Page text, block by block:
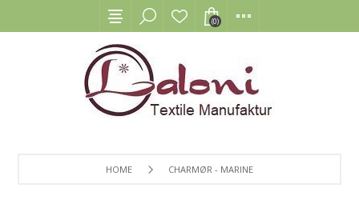
(0)
HOME CHARMØR - MARINE